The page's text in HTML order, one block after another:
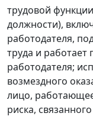
трудовой
должности),
работодателя,
труда и работает
работодателя;
возмездного
лицо,
риска,